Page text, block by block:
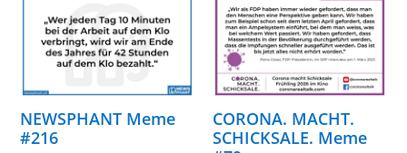
NEWSPHANT Meme
#216
CORONA. MACHT.
SCHICKSALE. Meme